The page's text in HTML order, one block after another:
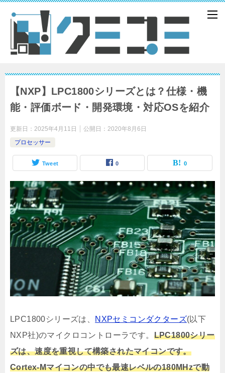
【NXP】LPC1800シリーズとは？仕様・機
能・評価ボード・開発環境・対応OSを紹介
更新日： 2025年4月11日 公開日： 2020年8月6日
プロセッサー
Tweet 0 0
LPC1800シリーズは、 NXPセミコンダクターズ(以下
NXP社)のマイクロコントローラです。 LPC1800シリー
ズは、速度を重視して構築されたマイコンです。
Cortex-Mマイコンの中でも最速レベルの180MHzで動